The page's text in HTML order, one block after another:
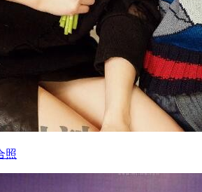
照